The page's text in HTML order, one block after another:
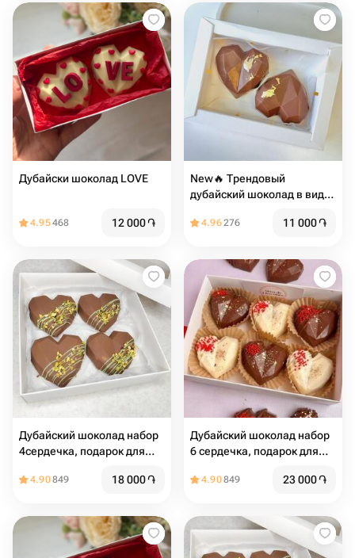
Дубайски шоколад LOVE
4.95468 12 000֏
New🔥 Трендовый
дубайский шоколад в виде
4.96276 11 000֏
Дубайский шоколад набор
4сердечка, подарок для
4.90849 18 000֏
Дубайский шоколад набор
6 сердечка, подарок для
4.90849 23 000֏